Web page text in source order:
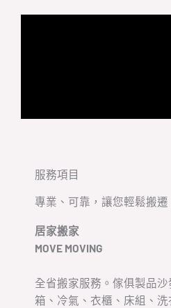
服務項目
專業、可靠，讓您輕鬆搬遷
居家搬家
MOVE MOVING
全省搬家服務。傢俱製品
箱、冷氣、衣櫃、床組、